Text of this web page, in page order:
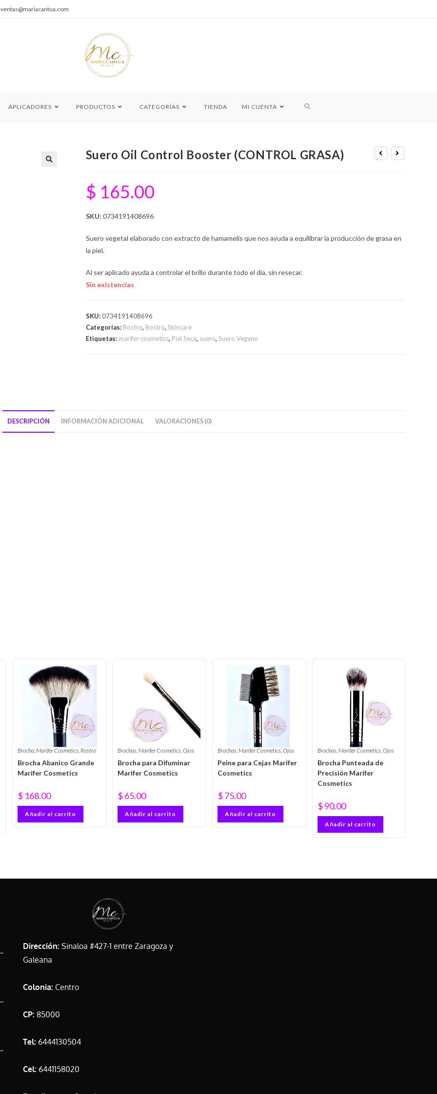
ventas@mariacantua.com
APLICADORES PRODUCTOS CATEGORÍAS TIENDA MI CUENTA
Suero Oil Control Booster (CONTROL GRASA)
$ 165.00
SKU: 0734191408696
Suero vegetal elaborado con extracto de hamamelis que nos ayuda a equilibrar la producción de grasa en
la piel.
Al ser aplicado ayuda a controlar el brillo durante todo el día, sin resecar.
Sin existencias
SKU:0734191408696
Categorías: Rostro, Rostro, Skincare
Etiquetas: marifer cosmetics, Piel Seca, suero, Suero Vegano
DESCRIPCIÓN INFORMACIÓN ADICIONAL VALORACIONES (0)
Brocha,Marifer Cosmetics, Rostro
Brocha Abanico Grande
Marifer Cosmetics
$ 168.00
Añadir al carrito
Brochas,Marifer Cosmetics,Ojos
Brocha para Difuminar
Marifer Cosmetics
$ 65.00
Añadir al carrito
Brochas,Marifer Cosmetics,Ojos
Peine para Cejas Marifer
Cosmetics
$ 75.00
Añadir al carrito
Brochas,Marifer Cosmetics,Ojos
Brocha Punteada de
Precisión Marifer
Cosmetics
$ 90.00
Añadir al carrito
Dirección: Sinaloa #427-1 entre Zaragoza y
Galeana
Colonia: Centro
CP: 85000
Tel: 6444130504
Cel: 6441158020